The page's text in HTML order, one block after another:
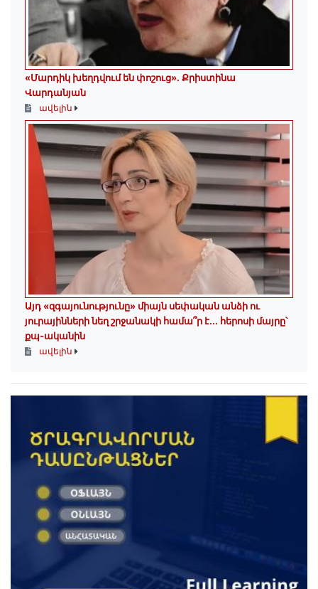
«Մարդիկ խեղդվում են փոշուց»․ Քրիստինա
Վարդանյան
ավելին
Այդ «զգայունությունը» միայն սեփական անձի ու
յուրայինների նեղ շրջանակի համա՞ր է․․․ հերոսի մայրը՝
քպ-ականին
ավելին